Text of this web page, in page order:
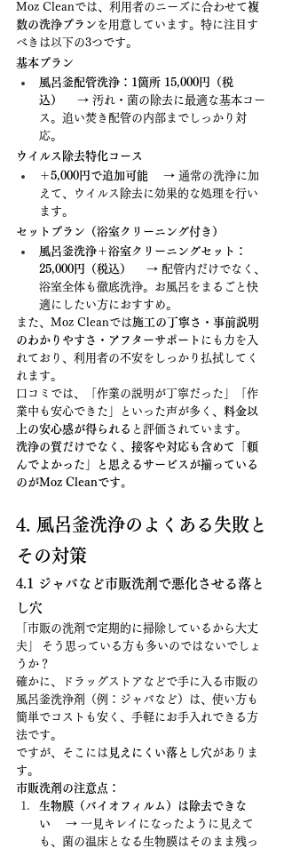
Moz Cleanでは、利用者のニーズに合わせて複
数の洗浄プラン を用意しています。特に注目す
べきは以下の3つです。
基本プラン
風呂釜配管洗浄：1箇所 15,000円（税
込）
→ 汚れ・菌の除去に最適な基本コー
ス。追い焚き配管の内部までしっかり対
応。
ウイルス除去特化コース
＋5,000円で追加可能 → 通常の洗浄に加
えて、ウイルス除去に効果的な処理を行い
ます。
セットプラン（浴室クリーニング付き）
風呂釜洗浄＋浴室クリーニングセット：
25,000円（税込）
→ 配管内だけでなく、
浴室全体も徹底洗浄。お風呂をまるごと快
適にしたい方におすすめ。
また、Moz Cleanでは施工の丁寧さ・事前説明
のわかりやすさ・アフターサポート にも力を入
れており、利用者の不安をしっかり払拭してく
れます。
口コミでは、「作業の説明が丁寧だった」「作
業中も安心できた」といった声が多く、 料金以
上の安心感が得られる と評価されています。
洗浄の質だけでなく、接客や対応も含めて「頼
んでよかった」と思えるサービスが揃っている
のがMoz Cleanです。
4. 風呂釜洗浄のよくある失敗と
その対策
4.1 ジャバなど市販洗剤で悪化させる落と
し穴
「市販の洗剤で定期的に掃除しているから大丈
夫」 そう思っている方も多いのではないでしょ
うか？
確かに、ドラッグストアなどで手に入る市販の
風呂釜洗浄剤（例：ジャバなど）は、使い方も
簡単でコストも安く、手軽にお手入れできる方
法です。
ですが、そこには 見えにくい落とし穴がありま
す。
市販洗剤の注意点：
生物膜（バイオフィルム）は除去できな
い → 一見キレイになったように見えて
も、菌の温床となる生物膜はそのまま残っ